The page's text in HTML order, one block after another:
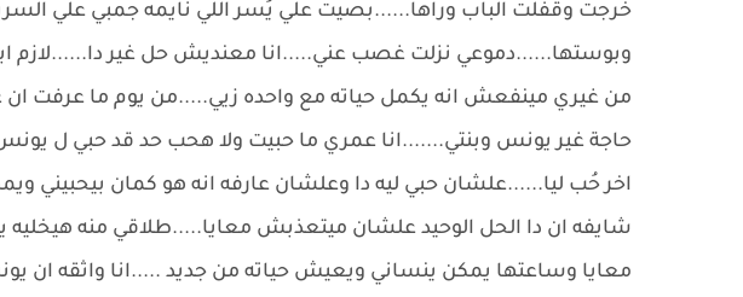
خرجت وقفلت الباب وراها......بصيت علي يُسر اللي نايمه جمبي علي
وبوستها......دموعي نزلت غصب عني.....انا معنديش حل غير دا......لازم
من غيري مينفعش انه يكمل حياته مع واحده زيي.....من يوم ما عرفت
حاجة غير يونس وبنتي.......انا عمري ما حبيت ولا هحب حد قد حبي ل
اخر حُب ليا......علشان حبي ليه دا وعلشان عارفه انه هو كمان بيحبيني
شايفه ان دا الحل الوحيد علشان ميتعذبش معايا.....طلاقي منه هيخليه
معايا وساعتها يمكن ينساني ويعيش حياته من جديد .....انا واثقه ان